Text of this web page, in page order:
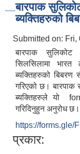
बारपाक
ब्यक्तिहरुको
Submitted on: Fri,
बारपाक सुलिकोट
सिलसिलामा
ब्यक्तिहरुको
गरिएको छ। बारपाक
ब्यक्तिहरुले यो
गरिदिनुहुन अनुरोध छ।
https://forms.gle/
प्रकार: